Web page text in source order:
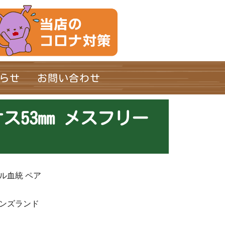
せ お問い合わせ
53mm メスフリー
血統 ペア
ズランド